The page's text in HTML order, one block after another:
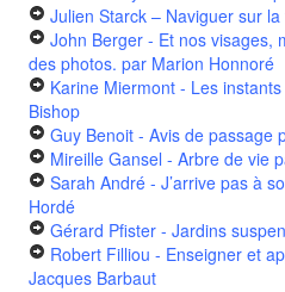
Julien Starck – Naviguer sur
John Berger - Et nos visages,
des photos. par Marion Honnoré
Karine Miermont - Les
Bishop
Guy Benoit - Avis de passage
Mireille Gansel - Arbre de vie
Sarah André - J’arrive pas à
Hordé
Gérard Pfister - Jardins
Robert Filliou - Enseigner et
Jacques Barbaut